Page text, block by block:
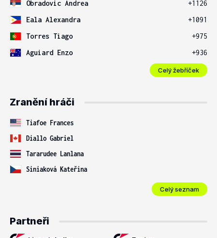
Obradovic Andrea
+1126
Eala Alexandra
+1091
Torres Tiago
+975
Aguiard Enzo
+936
Celý žebříček
Zranění hráči
Tiafoe Frances
Diallo Gabriel
Tararudee Lanlana
Siniaková Kateřina
Celý seznam
Partneři